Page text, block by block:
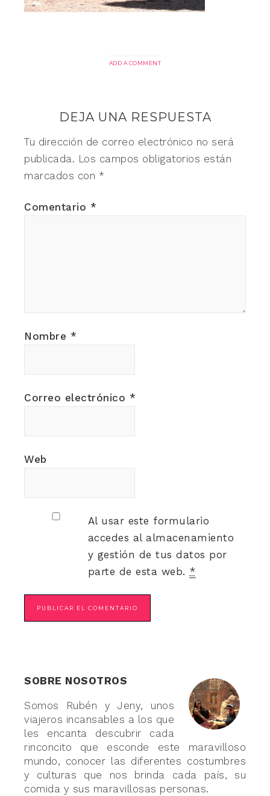
ADD A COMMENT
DEJA UNA RESPUESTA
Tu dirección de correo electrónico no será
publicada. Los campos obligatorios están
marcados con *
Comentario *
Nombre *
Correo electrónico *
Web
Al usar este formulario
accedes al almacenamiento
y gestión de tus datos por
parte de esta web. *
SOBRE NOSOTROS
Somos Rubén y Jeny, unos
viajeros incansables a los que
les encanta descubrir cada
rinconcito que esconde este maravilloso
mundo, conocer las diferentes costumbres
y culturas que nos brinda cada país, su
comida y sus maravillosas personas.